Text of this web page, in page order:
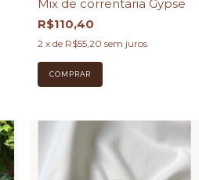
Mix de correntaria Gypse
R$110,40
2 x de R$55,20 sem juros